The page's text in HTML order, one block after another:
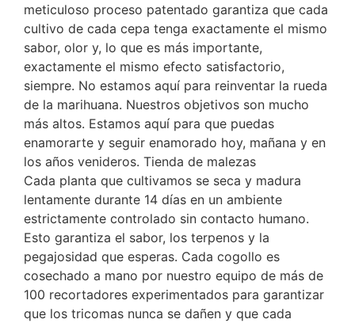
meticuloso proceso patentado garantiza que cada
cultivo de cada cepa tenga exactamente el mismo
sabor, olor y, lo que es más importante,
exactamente el mismo efecto satisfactorio,
siempre. No estamos aquí para reinventar la rueda
de la marihuana. Nuestros objetivos son mucho
más altos. Estamos aquí para que puedas
enamorarte y seguir enamorado hoy, mañana y en
los años venideros. Tienda de malezas
Cada planta que cultivamos se seca y madura
lentamente durante 14 días en un ambiente
estrictamente controlado sin contacto humano.
Esto garantiza el sabor, los terpenos y la
pegajosidad que esperas. Cada cogollo es
cosechado a mano por nuestro equipo de más de
100 recortadores experimentados para garantizar
que los tricomas nunca se dañen y que cada